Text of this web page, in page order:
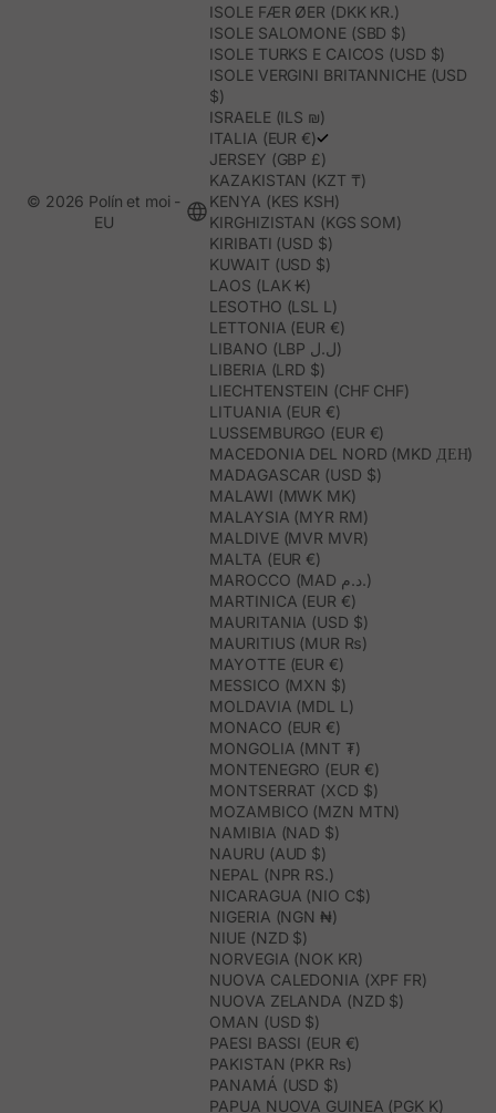
ISOLE FÆR ØER (DKK KR.)
ISOLE SALOMONE (SBD $)
ISOLE TURKS E CAICOS (USD $)
ISOLE VERGINI BRITANNICHE (USD
$)
ISRAELE (ILS ₪)
ITALIA (EUR €)
JERSEY (GBP £)
KAZAKISTAN (KZT ₸)
KENYA (KES KSH)
KIRGHIZISTAN (KGS SOM)
KIRIBATI (USD $)
KUWAIT (USD $)
LAOS (LAK ₭)
LESOTHO (LSL L)
LETTONIA (EUR €)
LIBANO (LBP ل.ل)
LIBERIA (LRD $)
LIECHTENSTEIN (CHF CHF)
LITUANIA (EUR €)
LUSSEMBURGO (EUR €)
MACEDONIA DEL NORD (MKD ДЕН)
MADAGASCAR (USD $)
MALAWI (MWK MK)
MALAYSIA (MYR RM)
MALDIVE (MVR MVR)
MALTA (EUR €)
MAROCCO (MAD د.م.)
MARTINICA (EUR €)
MAURITANIA (USD $)
MAURITIUS (MUR ₨)
MAYOTTE (EUR €)
MESSICO (MXN $)
MOLDAVIA (MDL L)
MONACO (EUR €)
MONGOLIA (MNT ₮)
MONTENEGRO (EUR €)
MONTSERRAT (XCD $)
MOZAMBICO (MZN MTN)
NAMIBIA (NAD $)
NAURU (AUD $)
NEPAL (NPR RS.)
NICARAGUA (NIO C$)
NIGERIA (NGN ₦)
NIUE (NZD $)
NORVEGIA (NOK KR)
NUOVA CALEDONIA (XPF FR)
NUOVA ZELANDA (NZD $)
OMAN (USD $)
PAESI BASSI (EUR €)
PAKISTAN (PKR ₨)
PANAMÁ (USD $)
PAPUA NUOVA GUINEA (PGK K)
© 2026 Polín et moi -
EU